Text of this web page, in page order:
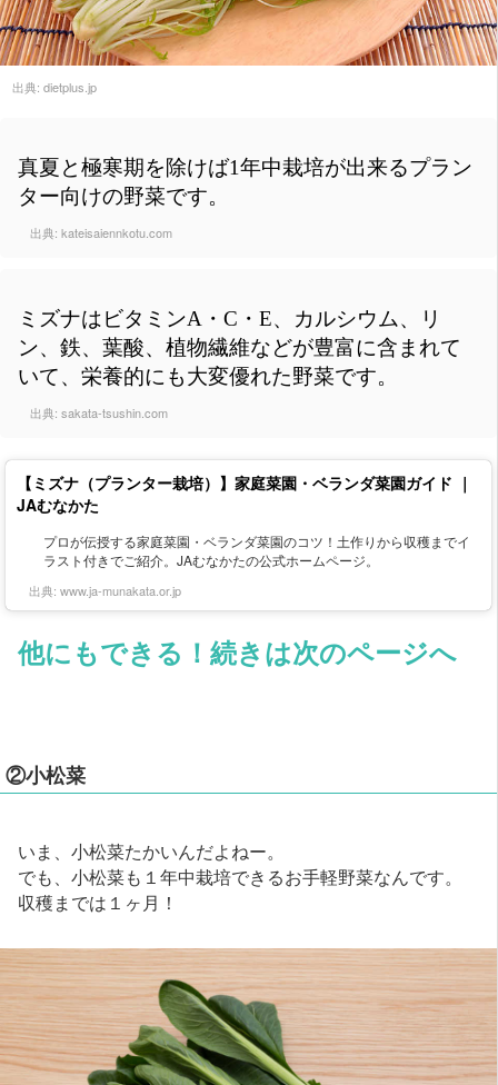
出典: dietplus.jp
真夏と極寒期を除けば1年中栽培が出来るプラン
ター向けの野菜です。
出典: kateisaiennkotu.com
ミズナはビタミンA・C・E、カルシウム、リ
ン、鉄、葉酸、植物繊維などが豊富に含まれて
いて、栄養的にも大変優れた野菜です。
出典: sakata-tsushin.com
【ミズナ（プランター栽培）】家庭菜園・ベランダ菜園ガイド ｜
JAむなかた
プロが伝授する家庭菜園・ベランダ菜園のコツ！土作りから収穫までイ
ラスト付きでご紹介。JAむなかたの公式ホームページ。
出典: www.ja-munakata.or.jp
他にもできる！続きは次のページへ
②小松菜
いま、小松菜たかいんだよねー。
でも、小松菜も１年中栽培できるお手軽野菜なんです。
収穫までは１ヶ月！